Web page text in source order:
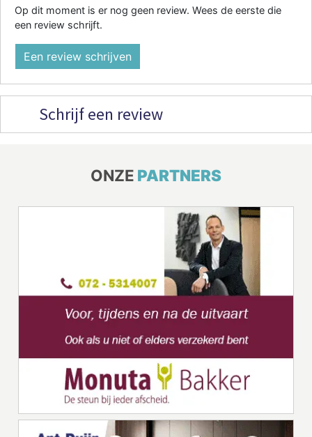
Op dit moment is er nog geen review. Wees de eerste die
een review schrijft.
Een review schrijven
Schrijf een review
ONZE PARTNERS